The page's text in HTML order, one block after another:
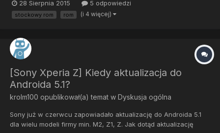
ekran, i teraz mam takie pytanie jak wgrać stockowy rom? w
flashtool jes takie coś 28/009/2015 02:09:19 - I...
28 Sierpnia 2015 5 odpowiedzi
stockowy rom rom (i 4 więcej)
[Sony Xperia Z] Kiedy aktualizacja do
Androida 5.1?
krolm100 opublikował(a) temat w Dyskusja ogólna
Sony już w czerwcu zapowiadało aktualizację do Androida 5.1
dla wielu modeli firmy min. M2, Z1, Z. Jak dotąd aktualizację